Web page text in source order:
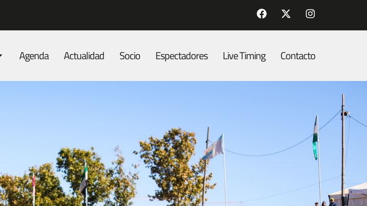
Agenda Actualidad Socio Espectadores Live Timing Contacto